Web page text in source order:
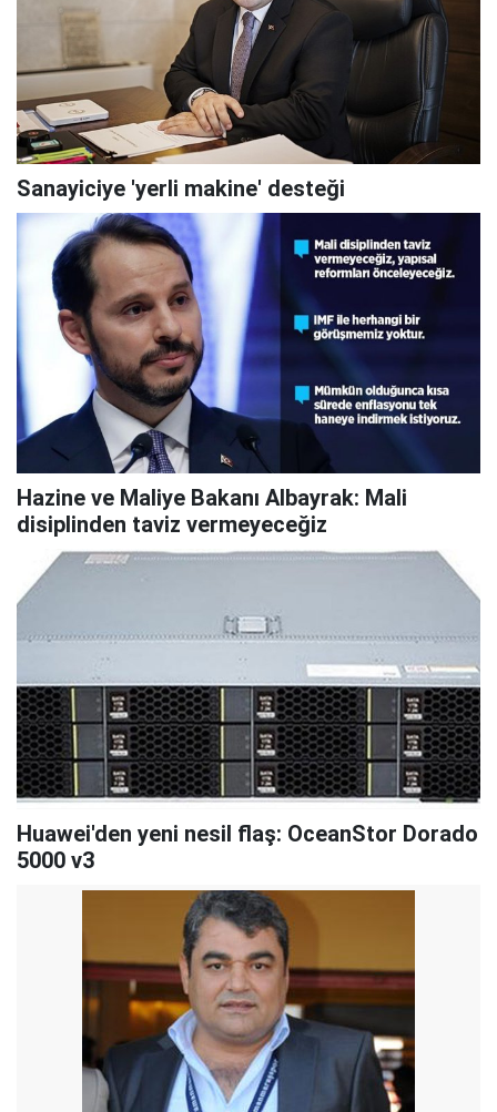
Sanayiciye 'yerli makine' desteği
Hazine ve Maliye Bakanı Albayrak: Mali
disiplinden taviz vermeyeceğiz
Huawei'den yeni nesil flaş: OceanStor Dorado
5000 v3